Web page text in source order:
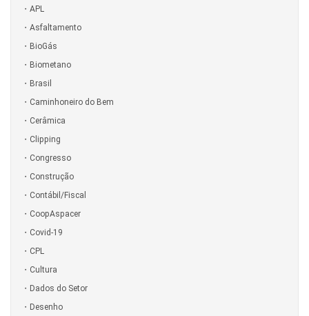
APL
Asfaltamento
BioGás
Biometano
Brasil
Caminhoneiro do Bem
Cerâmica
Clipping
Congresso
Construção
Contábil/Fiscal
CoopAspacer
Covid-19
CPL
Cultura
Dados do Setor
Desenho